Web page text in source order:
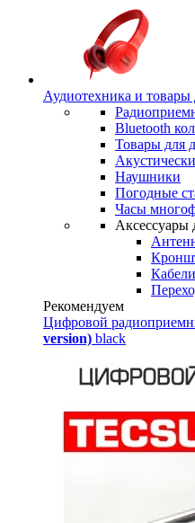
Аудиотехника и товары
Bluetooth
Товары для
Наушники
Погодные
Часы
Аксессуары
Рекомендуем
Цифровой
version) black